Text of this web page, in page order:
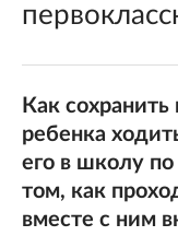
Как
ребенка
его в школу
том, как
вместе с ним